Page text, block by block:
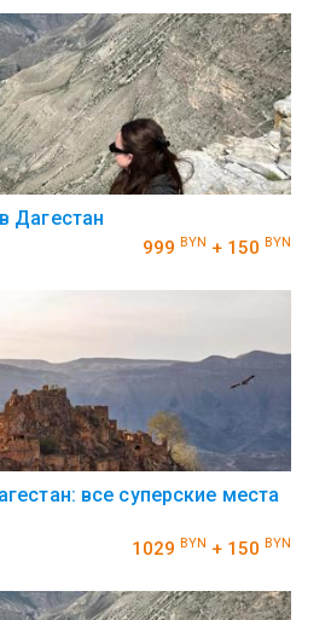
Дагестан
999 BYN + 150 BYN
все суперские места
1029 BYN + 150 BYN